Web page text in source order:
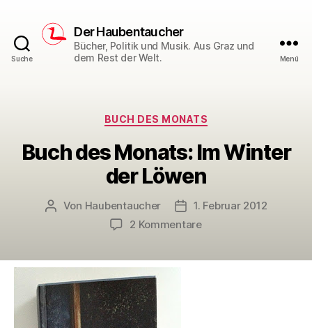
Suche
Der Haubentaucher
Bücher, Politik und Musik. Aus Graz und
dem Rest der Welt.
Menü
Kategorien
BUCH DES MONATS
Buch des Monats: Im Winter
der Löwen
Beitragsautor
Von Haubentaucher Veröffentlichungsdatum
1. Februar 2012
2 Kommentarezu